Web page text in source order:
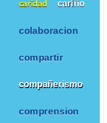
caridad cariño
colaboracion
compartir
compañerismo
comprension